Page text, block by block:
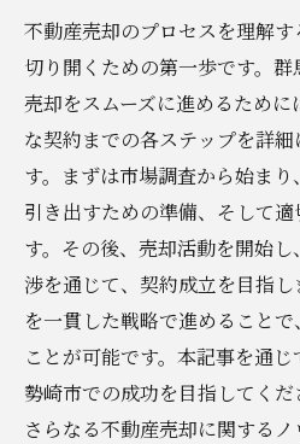
不動産売却のプロセスを理解
切り開くための第一歩です。
売却をスムーズに進めるため
な契約までの各ステップを詳
す。まずは市場調査から始ま
引き出すための準備、そして
す。その後、売却活動を開始
渉を通じて、契約成立を目指
を一貫した戦略で進めること
ことが可能です。本記事を通
勢崎市での成功を目指してくだ
さらなる不動産売却に関する